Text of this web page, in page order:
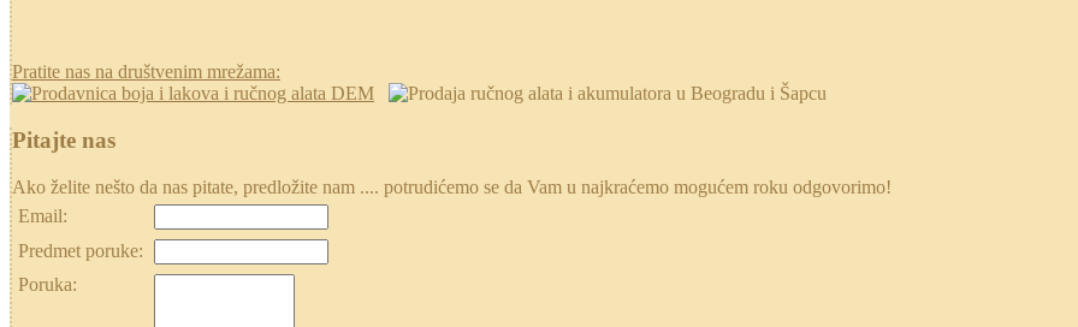
Pratite nas na društvenim mrežama:
Pitajte nas
Ako želite nešto da nas pitate, predložite nam .... potrudićemo se da Vam u najkraćemo mogućem roku odgovorimo!
Email:
Predmet poruke:
Poruka: